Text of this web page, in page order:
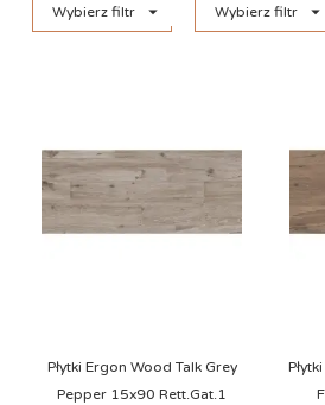
Wybierz filtr  Wybierz filtr 
Płytki Ergon Wood Talk Grey
Pepper 15x90 Rett.Gat.1